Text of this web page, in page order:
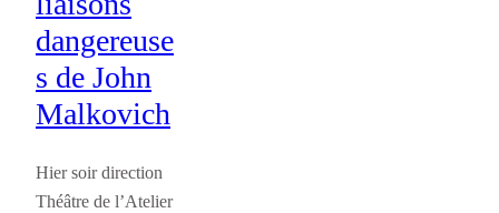
dangereuse
s de John
Malkovich
Hier soir direction
Théâtre de l’Atelier